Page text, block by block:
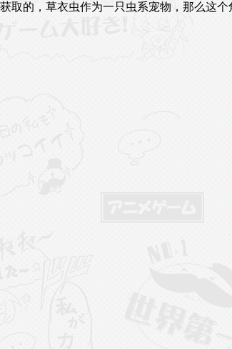
的，草衣虫作为一只虫系宠物，那么这